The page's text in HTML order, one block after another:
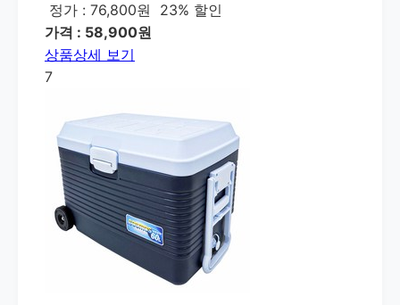
정가 : 76,800원
23% 할인
가격 : 58,900원
상품상세 보기
7